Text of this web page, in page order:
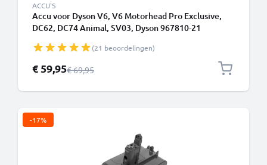
ACCU'S
Accu voor Dyson V6, V6 Motorhead Pro Exclusive,
DC62, DC74 Animal, SV03, Dyson 967810-21
(Niet compatibel met een wandlader)
(21 beoordelingen)
Speciale prijs
€ 59,95Normale prijs
€ 69,95
-17%